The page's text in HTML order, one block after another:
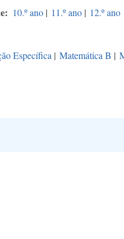
10.º ano | 11.º ano | 12.º ano
Específica | Matemática B |